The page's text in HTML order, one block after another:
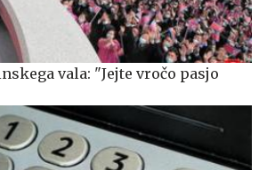
vala: "Jejte vročo pasjo